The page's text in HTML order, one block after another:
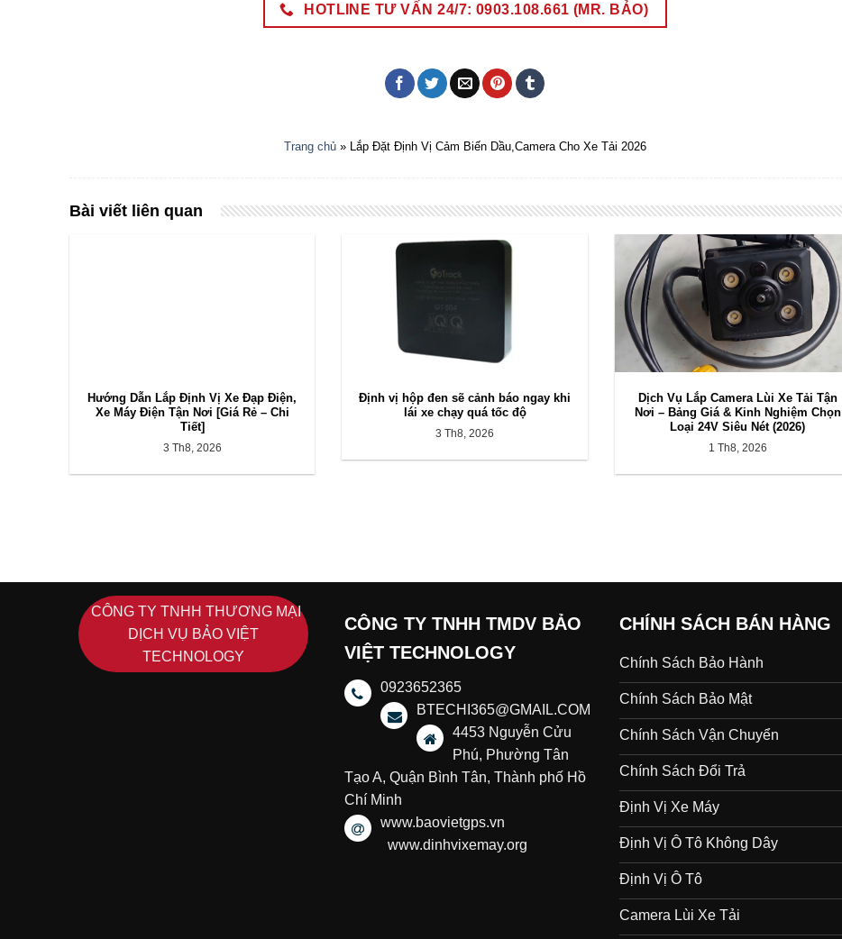
HOTLINE TƯ VẤN 24/7: 0903.108.661 (MR. BẢO)
Trang chủ» Lắp Đặt Định Vị Cảm Biến Dầu,Camera Cho Xe Tải 2026
Bài viết liên quan
Hướng Dẫn Lắp Định Vị Xe Đạp Điện,
Xe Máy Điện Tận Nơi [Giá Rẻ – Chi
Tiết]
3 Th8, 2026
Định vị hộp đen sẽ cảnh báo ngay khi
lái xe chạy quá tốc độ
3 Th8, 2026
Dịch Vụ Lắp Camera Lùi Xe Tải Tận
Nơi – Bảng Giá & Kinh Nghiệm Chọn
Loại 24V Siêu Nét (2026)
1 Th8, 2026
CÔNG TY TNHH THƯƠNG MẠI
DỊCH VỤ BẢO VIỆT
TECHNOLOGY
CÔNG TY TNHH TMDV BẢO
VIỆT TECHNOLOGY
0923652365
BTECHI365@GMAIL.COM
4453 Nguyễn Cửu
Phú, Phường Tân
Tạo A, Quận Bình Tân, Thành phố Hồ
Chí Minh
www.baovietgps.vn
www.dinhvixemay.org
CHÍNH SÁCH BÁN HÀNG
Chính Sách Bảo Hành
Chính Sách Bảo Mật
Chính Sách Vận Chuyển
Chính Sách Đổi Trả
Định Vị Xe Máy
Định Vị Ô Tô Không Dây
Định Vị Ô Tô
Camera Lùi Xe Tải